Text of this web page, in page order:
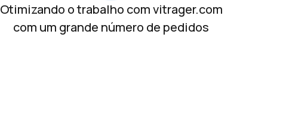
Otimizando o trabalho com vitrager.com
com um grande número de pedidos